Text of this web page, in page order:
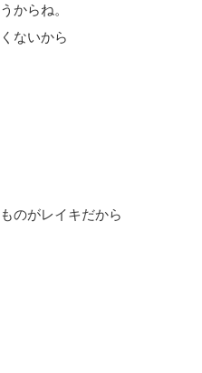
からね。
ないから
のがレイキだから